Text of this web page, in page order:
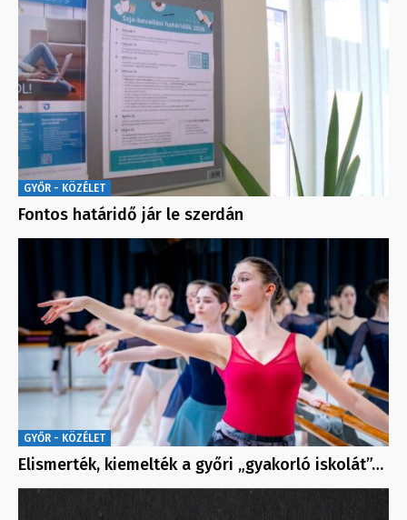
GYŐR - KÖZÉLET
Fontos határidő jár le szerdán
GYŐR - KÖZÉLET
Elismerték, kiemelték a győri „gyakorló iskolát”…